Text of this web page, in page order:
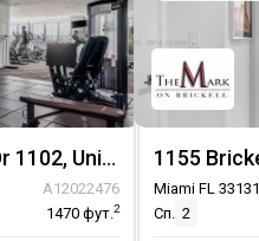
1155 Brickell Bay Dr 1102, Unit 1102
A12022476
1470 фут.2
Miami FL 33131
Сп. 2